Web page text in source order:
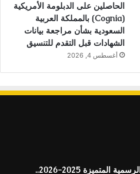
الحاصلين على الدبلومة الأمريكية
(Cognia) بالمملكة العربية
السعودية بشأن مراجعة بيانات
الشهادات قبل التقدم للتنسيق
أغسطس 4, 2026
مصروفات المدارس التجريبية والرسمية المتميزة 2025-2026..